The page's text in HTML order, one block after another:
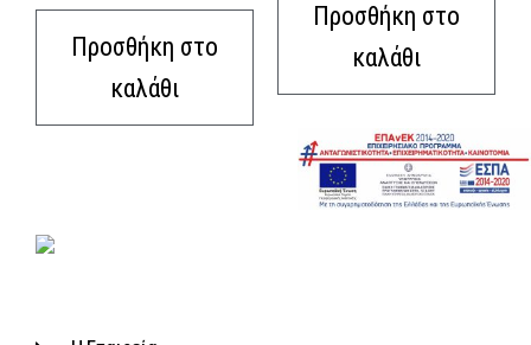
Προσθήκη στο
καλάθι
Προσθήκη στο
καλάθι